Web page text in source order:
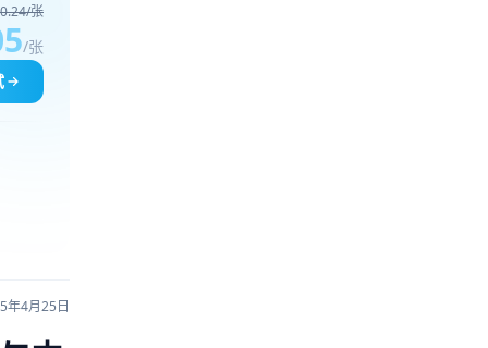
张
/张
年4月25日